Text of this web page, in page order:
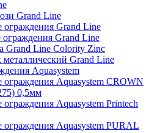
Grand Line
Grand Line
Grand Line
Grand Line Colority Zinc
Grand Line
Aquasystem
Aquasystem CROWN
0,5мм
Aquasystem Printech
Aquasystem PURAL